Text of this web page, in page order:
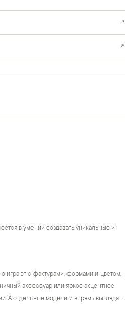
↗
↗
в умении создавать уникальные и
играют с фактурами, формами и цветом,
аксессуар или яркое акцентное
А отдельные модели и впрямь выглядят